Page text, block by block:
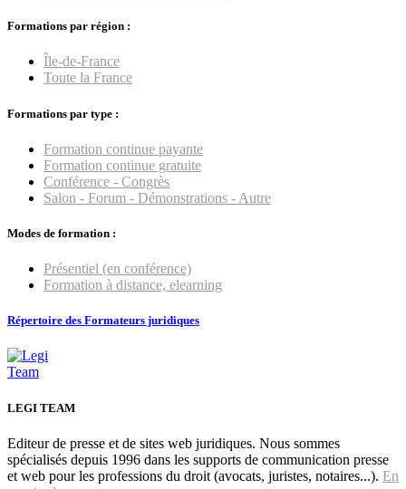
Formations par région :
Île-de-France
Toute la France
Formations par type :
Formation continue payante
Formation continue gratuite
Conférence - Congrès
Salon - Forum - Démonstrations - Autre
Modes de formation :
Présentiel (en conférence)
Formation à distance, elearning
Répertoire des Formateurs juridiques
LEGI TEAM
Editeur de presse et de sites web juridiques. Nous sommes
spécialisés depuis 1996 dans les supports de communication presse
et web pour les professions du droit (avocats, juristes, notaires...). En